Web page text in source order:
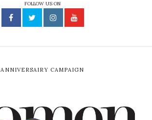
FOLLOW US ON
ANNIVERSAIRY CAMPAIGN